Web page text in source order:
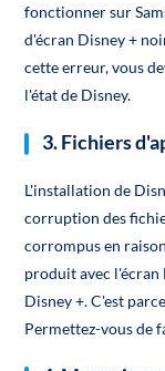
fonctionner sur
d'écran Disney +
cette erreur, vous
l'état de Disney.
3. Fichiers
L'installation de
corruption des
corrompus en
produit avec l'écran
Disney +. C'est
Permettez-vous de